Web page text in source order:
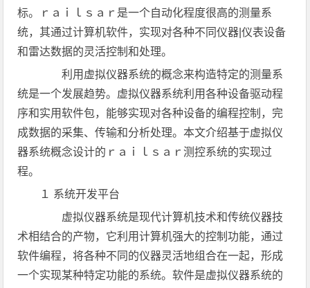
标。ｒａｉｌｓａｒ是一个自动化程度很高的测量系
统，其通过计算机软件，实现对各种不同仪器|仪表设备
和雷达数据的灵活控制和处理。
利用虚拟仪器系统的概念来构造特定的测量系
统是一个发展趋势。虚拟仪器系统利用各种设备驱动程
序和实用软件包，能够实现对各种设备的编程控制，完
成数据的采集、传输和分析处理。本文介绍基于虚拟仪
器系统概念设计的ｒａｉｌｓａｒ测控系统的实现过
程。
１ 系统开发平台
虚拟仪器系统是现代计算机技术和传统仪器技
术相结合的产物，它利用计算机强大的控制功能，通过
软件编程，将各种不同的仪器灵活地组合在一起，形成
一个实现某种特定功能的系统。软件是虚拟仪器系统的